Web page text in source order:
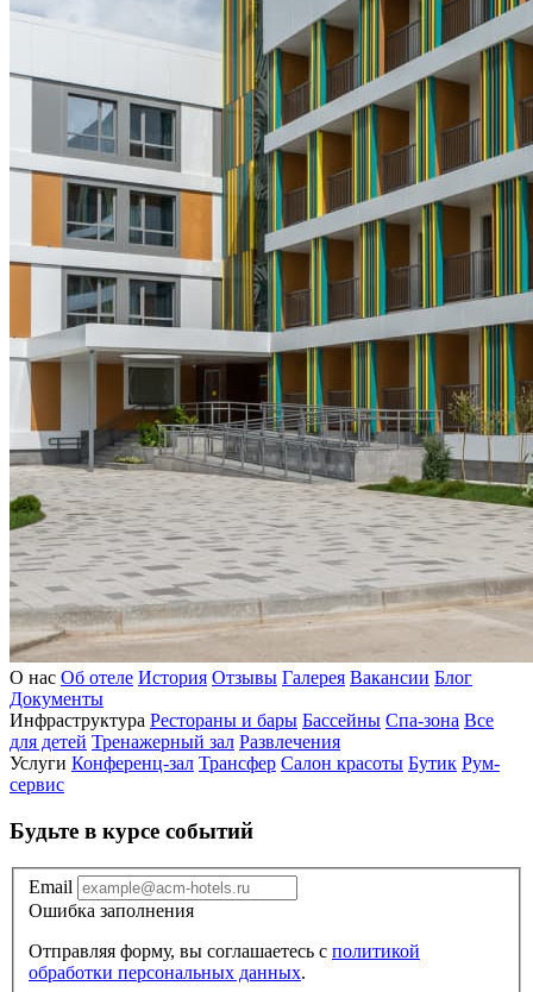
О нас Об отеле История Отзывы Галерея Вакансии Блог
Документы
Инфраструктура Рестораны и бары Бассейны Спа-зона Все
для детей Тренажерный зал Развлечения
Услуги Конференц-зал Трансфер Салон красоты Бутик Рум-
сервис
Будьте в курсе событий
Email
Ошибка заполнения
Отправляя форму, вы соглашаетесь с политикой
обработки персональных данных.